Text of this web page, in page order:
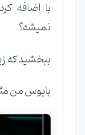
با اضافه
نمیشه؟
ببخشید که
بایوس من